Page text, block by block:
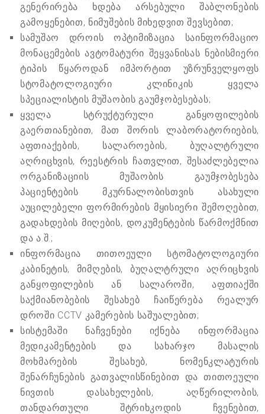
გენერირება ხდება არსებული შაბლონების
გამოყენებით, ნიმუშების მიხედვით შევსებით;
სამუშაო დროის ოპტიმიზაცია საინფორმაციო
მონაცემების ავტომატური შეყვანისას ნებისმიერი
ტიპის წყაროდან იმპორტით უზრუნველყოფს
სტომატოლოგიური კლინიკის ყველა
სპეციალისტის მუშაობის გაუმჯობესებას;
ყველა სტრუქტურული განყოფილების
გაერთიანებით, მათ შორის ლაბორატორიების,
აფთიაქების, სალაროების, ბუღალტრული
აღრიცხვის, რეესტრის ჩათვლით, შესაძლებელია
ორგანიზაციის მუშაობის გაუმჯობესება
პაციენტების მკურნალობისთვის ასახული
აუცილებელი ფორმირების მყისიერი შემოღებით,
გადახდების მიღების, დოკუმენტების წარმოქმნით
და ა.შ.;
ინფორმაცია თითოეული სტომატოლოგიური
კაბინეტის, მიმღების, ბუღალტრული აღრიცხვის
განყოფილების ან სალაროში, აფთიაქში
საქმიანობების შესახებ ჩაიწერება რეალურ
დროში CCTV კამერების საშუალებით;
სისტემაში ნაჩვენები იქნება ინფორმაცია
მედიკამენტების და სახარჯო მასალის
მოხმარების შესახებ, ნომენკლატურის
შენარჩუნების გათვალისწინებით და თითოეული
ნივთის დასახელების, აღწერილობის,
თანდართული შტრიხკოდის ჩვენებით,